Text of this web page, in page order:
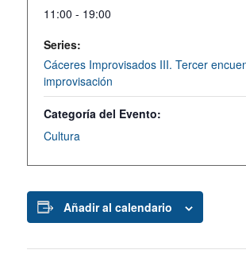
11:00 - 19:00
Series:
Cáceres Improvisados III. Tercer
improvisación
Categoría del Evento:
Cultura
Añadir al calendario